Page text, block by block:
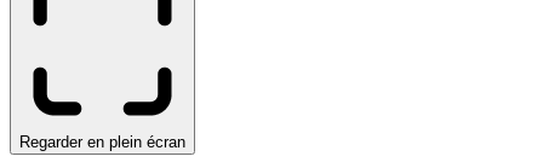
Regarder en plein écran